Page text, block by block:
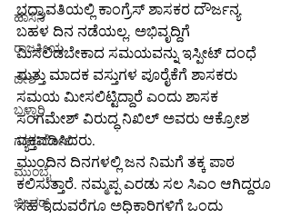
ಹಾಸನ
ರಾಜಕೀಯ
ದೇಶ
ಬಳ್ಳಾರಿ
ಗಡಚಿರೋಲಿ
ಮುಂಬೈ
ಬೀದರ್
ಭದ್ರಾವತಿಯಲ್ಲಿ ಕಾಂಗ್ರೆಸ್ ಶಾಸಕರ ದೌರ್ಜನ್ಯ
ಬಹಳ ದಿನ ನಡೆಯಲ್ಲ. ಅಭಿವೃದ್ದಿಗೆ
ಮಿಸಲಿಡಬೇಕಾದ ಸಮಯವನ್ನು ಇಸ್ಪೀಟ್ ದಂಧೆ
ಮತ್ತು ಮಾದಕ ವಸ್ತುಗಳ ಪೂರೈಕೆಗೆ ಶಾಸಕರು
ಸಮಯ ಮೀಸಲಿಟ್ಟಿದ್ದಾರೆ ಎಂದು ಶಾಸಕ
ಸಂಗಮೇಶ್ ವಿರುದ್ಧ ನಿಖಿಲ್ ಅವರು ಆಕ್ರೋಶ
ವ್ಯಕ್ತಪಡಿಸಿದರು.
ಮುಂದಿನ ದಿನಗಳಲ್ಲಿ ಜನ ನಿಮಗೆ ತಕ್ಕ ಪಾಠ
ಕಲಿಸುತ್ತಾರೆ. ನಮ್ಮಪ್ಪ ಎರಡು ಸಲ ಸಿಎಂ ಆಗಿದ್ದರೂ
ಸಹ ಇದುವರೆಗೂ ಅಧಿಕಾರಿಗಳಿಗೆ ಒಂದು